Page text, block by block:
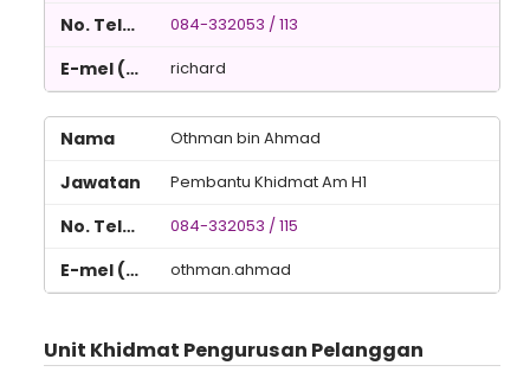
084-332053 / 113
richard
Othman bin Ahmad
Pembantu Khidmat Am H1
084-332053 / 115
othman.ahmad
Unit Khidmat Pengurusan Pelanggan